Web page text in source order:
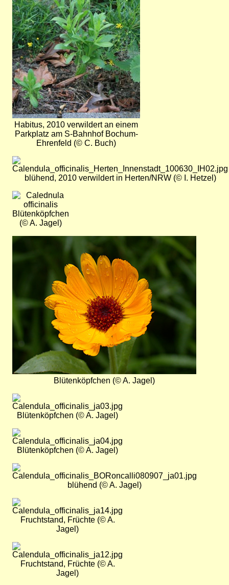
Habitus, 2010 verwildert an einem
Parkplatz am S-Bahnhof Bochum-
Ehrenfeld (© C. Buch)
Bild
blühend, 2010 verwildert in Herten/NRW (© I. Hetzel)
Bild
Blütenköpfchen
(© A. Jagel)
Bild
Blütenköpfchen (© A. Jagel)
Bild
Blütenköpfchen (© A. Jagel)
Bild
Blütenköpfchen (© A. Jagel)
Bild
blühend (© A. Jagel)
Bild
Fruchtstand, Früchte (© A.
Jagel)
Bild
Fruchtstand, Früchte (© A.
Jagel)